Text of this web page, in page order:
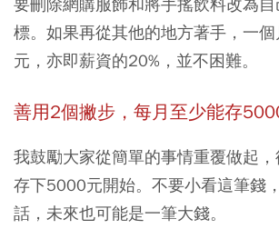
標。如果再從其他的地方著手，一
元，亦即薪資的20%，並不困難。
善用2個撇步，每月至少能存
我鼓勵大家從簡單的事情重覆做起，
存下5000元開始。不要小看這筆錢
話，未來也可能是一筆大錢。